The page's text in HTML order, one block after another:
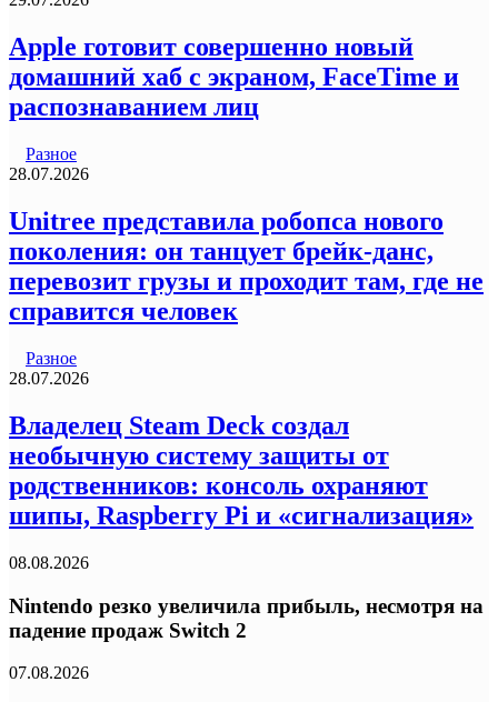
Apple готовит совершенно новый
домашний хаб с экраном, FaceTime и
распознаванием лиц
Разное
28.07.2026
Unitree представила робопса нового
поколения: он танцует брейк-данс,
перевозит грузы и проходит там, где не
справится человек
Разное
28.07.2026
Владелец Steam Deck создал
необычную систему защиты от
родственников: консоль охраняют
шипы, Raspberry Pi и «сигнализация»
08.08.2026
Nintendo резко увеличила прибыль, несмотря на
падение продаж Switch 2
07.08.2026